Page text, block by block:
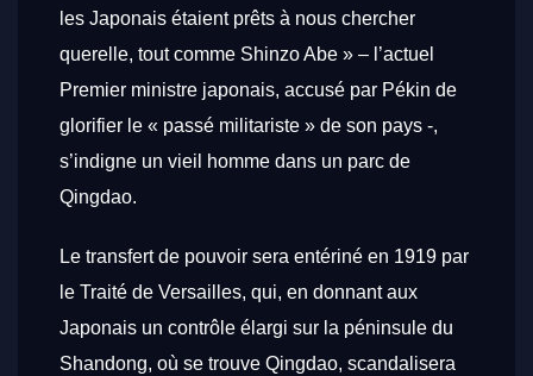
les Japonais étaient prêts à nous chercher
querelle, tout comme Shinzo Abe » – l’actuel
Premier ministre japonais, accusé par Pékin de
glorifier le « passé militariste » de son pays -,
s’indigne un vieil homme dans un parc de
Qingdao.
Le transfert de pouvoir sera entériné en 1919 par
le Traité de Versailles, qui, en donnant aux
Japonais un contrôle élargi sur la péninsule du
Shandong, où se trouve Qingdao, scandalisera